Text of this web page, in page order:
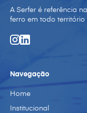
A Serfer é referência
ferro em todo território
Navegação
Home
Institucional